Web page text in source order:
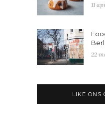
11
22
LIKE ONS